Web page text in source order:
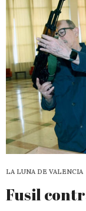
LA LUNA DE VALENCIA
Fusil